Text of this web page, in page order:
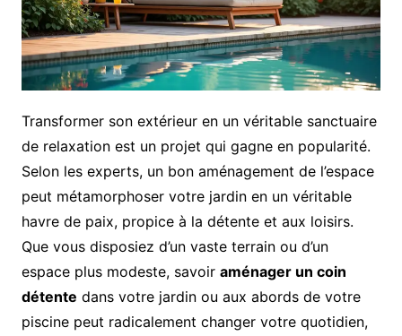
Transformer son extérieur en un véritable sanctuaire
de relaxation est un projet qui gagne en popularité.
Selon les experts, un bon aménagement de l’espace
peut métamorphoser votre jardin en un véritable
havre de paix, propice à la détente et aux loisirs.
Que vous disposiez d’un vaste terrain ou d’un
espace plus modeste, savoir aménager un coin
détente dans votre jardin ou aux abords de votre
piscine peut radicalement changer votre quotidien,